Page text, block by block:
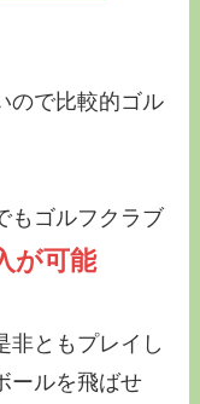
ので比較的ゴル
もゴルフクラブ
が可能
非ともプレイし
ールを飛ばせ